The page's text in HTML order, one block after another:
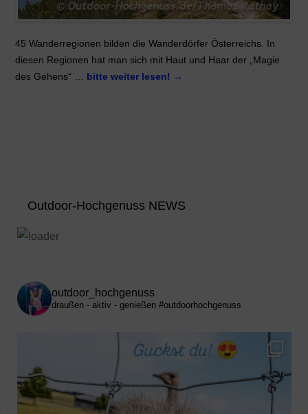
45 Wanderregionen bilden die Wanderdörfer Österreichs. In
diesen Regionen hat man sich mit Haut und Haar der „Magie
des Gehens“ … bitte weiter lesen! →
Outdoor-Hochgenuss NEWS
outdoor_hochgenuss
draußen - aktiv - genießen #outdoorhochgenuss